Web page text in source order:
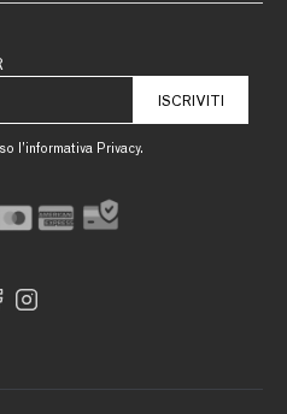
ISCRIVITI
l’informativa Privacy.